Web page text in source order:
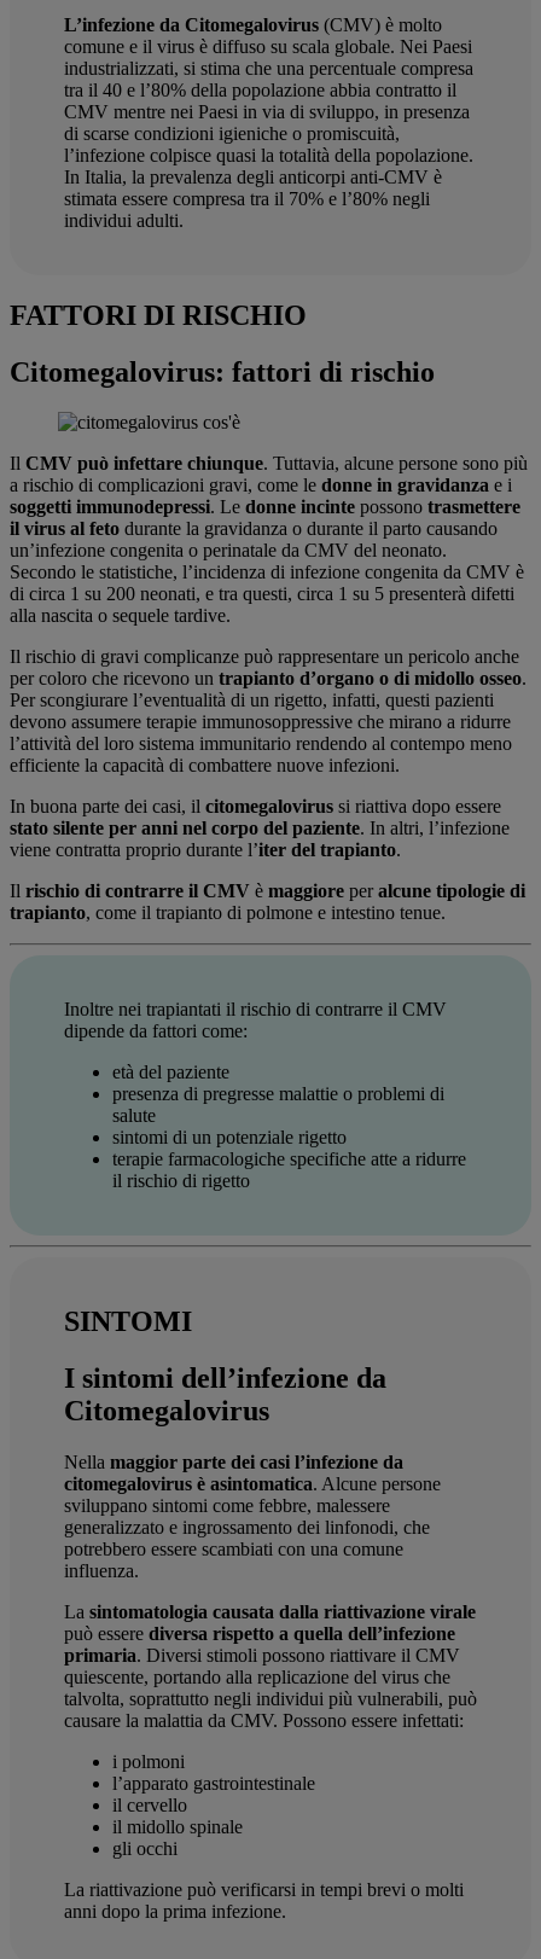
L’infezione da Citomegalovirus (CMV) è molto
comune e il virus è diffuso su scala globale. Nei Paesi
industrializzati, si stima che una percentuale compresa
tra il 40 e l’80% della popolazione abbia contratto il
CMV mentre nei Paesi in via di sviluppo, in presenza
di scarse condizioni igieniche o promiscuità,
l’infezione colpisce quasi la totalità della popolazione.
In Italia, la prevalenza degli anticorpi anti-CMV è
stimata essere compresa tra il 70% e l’80% negli
individui adulti.
FATTORI DI RISCHIO
Citomegalovirus: fattori di rischio
Il CMV può infettare chiunque. Tuttavia, alcune persone sono più
a rischio di complicazioni gravi, come le donne in gravidanza e i
soggetti immunodepressi. Le donne incinte possono trasmettere
il virus al feto durante la gravidanza o durante il parto causando
un’infezione congenita o perinatale da CMV del neonato.
Secondo le statistiche, l’incidenza di infezione congenita da CMV è
di circa 1 su 200 neonati, e tra questi, circa 1 su 5 presenterà difetti
alla nascita o sequele tardive.
Il rischio di gravi complicanze può rappresentare un pericolo anche
per coloro che ricevono un trapianto d’organo o di midollo osseo.
Per scongiurare l’eventualità di un rigetto, infatti, questi pazienti
devono assumere terapie immunosoppressive che mirano a ridurre
l’attività del loro sistema immunitario rendendo al contempo meno
efficiente la capacità di combattere nuove infezioni.
In buona parte dei casi, il citomegalovirus si riattiva dopo essere
stato silente per anni nel corpo del paziente. In altri, l’infezione
viene contratta proprio durante l’iter del trapianto.
Il rischio di contrarre il CMV è maggiore peralcune tipologie di
trapianto, come il trapianto di polmone e intestino tenue.
Inoltre nei trapiantati il rischio di contrarre il CMV
dipende da fattori come:
età del paziente
presenza di pregresse malattie o problemi di
salute
sintomi di un potenziale rigetto
terapie farmacologiche specifiche atte a ridurre
il rischio di rigetto
SINTOMI
I sintomi dell’infezione da
Citomegalovirus
Nella maggior parte dei casi l’infezione da
citomegalovirus è asintomatica. Alcune persone
sviluppano sintomi come febbre, malessere
generalizzato e ingrossamento dei linfonodi, che
potrebbero essere scambiati con una comune
influenza.
La sintomatologia causata dalla riattivazione virale
può essere diversa rispetto a quella dell’infezione
primaria. Diversi stimoli possono riattivare il CMV
quiescente, portando alla replicazione del virus che
talvolta, soprattutto negli individui più vulnerabili, può
causare la malattia da CMV. Possono essere infettati:
i polmoni
l’apparato gastrointestinale
il cervello
il midollo spinale
gli occhi
La riattivazione può verificarsi in tempi brevi o molti
anni dopo la prima infezione.